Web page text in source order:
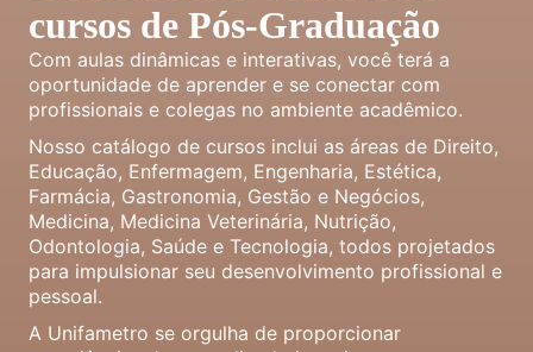
cursos de Pós-Graduação
Com aulas dinâmicas e interativas, você terá a
oportunidade de aprender e se conectar com
profissionais e colegas no ambiente acadêmico.
Nosso catálogo de cursos inclui as áreas de Direito,
Educação, Enfermagem, Engenharia, Estética,
Farmácia, Gastronomia, Gestão e Negócios,
Medicina, Medicina Veterinária, Nutrição,
Odontologia, Saúde e Tecnologia, todos projetados
para impulsionar seu desenvolvimento profissional e
pessoal.
A Unifametro se orgulha de proporcionar